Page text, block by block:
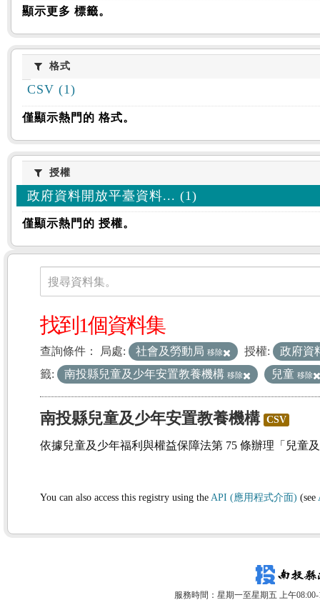
顯示更多 標籤。
格式格式
CSV (1)
僅顯示熱門的 格式。
授權授權
政府資料開放平臺資料... (1)
僅顯示熱門的 授權。
資料集
搜尋資料集。
找到1個資料集
查詢條件： 局處: 社會及勞動局 移除 授權:
政府資
籤:
南投縣兒童及少年安置教養機構 移除 兒童 移除
南投縣兒童及少年安置教養機構 CSV
依據兒童及少年福利與權益保障法第 75 條辦理「兒童
You can also access this registry using the API (應用程式介面) (see
服務時間：星期一至星期五 上午